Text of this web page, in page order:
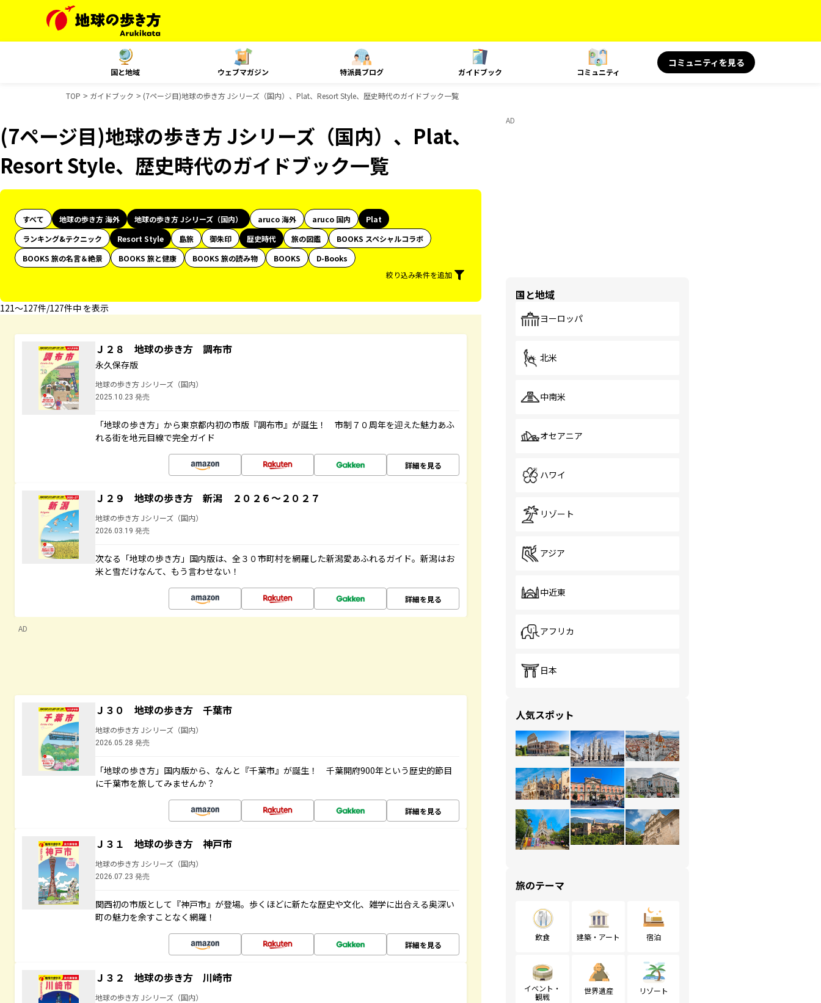
国と地域 ウェブマガジン 特派員ブログ ガイドブック コミュニティ
コミュニティを見る
TOP ガイドブック (7ページ目)地球の歩き方 Jシリーズ（国内）、Plat、Resort Style、歴史時代のガイドブック一覧
(7ページ目)地球の歩き方 Jシリーズ（国内）、Plat、
Resort Style、歴史時代のガイドブック一覧
すべて 地球の歩き方 海外 地球の歩き方 Jシリーズ（国内） aruco 海外 aruco 国内
Plat
ランキング&テクニック
Resort Style 島旅 御朱印 歴史時代 旅の図鑑
BOOKS スペシャルコラボ
BOOKS 旅の名言＆絶景
BOOKS 旅と健康 BOOKS 旅の読み物 BOOKS
D-Books
絞り込み条件を追加
121〜127件/127件中 を表示
Ｊ２８ 地球の歩き方 調布市
永久保存版
地球の歩き方 Jシリーズ（国内）
2025.10.23 発売
「地球の歩き方」から東京都内初の市版『調布市』が誕生！ 市制７０周年を迎えた魅力あふ
れる街を地元目線で完全ガイド
詳細を見る
Ｊ２９ 地球の歩き方 新潟 ２０２６～２０２７
地球の歩き方 Jシリーズ（国内）
2026.03.19 発売
次なる「地球の歩き方」国内版は、全３０市町村を網羅した新潟愛あふれるガイド。新潟はお
米と雪だけなんて、もう言わせない！
詳細を見る
AD
Ｊ３０ 地球の歩き方 千葉市
地球の歩き方 Jシリーズ（国内）
2026.05.28 発売
「地球の歩き方」国内版から、なんと『千葉市』が誕生！ 千葉開府900年という歴史的節目
に千葉市を旅してみませんか？
詳細を見る
Ｊ３１ 地球の歩き方 神戸市
地球の歩き方 Jシリーズ（国内）
2026.07.23 発売
関西初の市版として『神戸市』が登場。歩くほどに新たな歴史や文化、雑学に出合える奥深い
町の魅力を余すことなく網羅！
詳細を見る
Ｊ３２ 地球の歩き方 川崎市
地球の歩き方 Jシリーズ（国内）
AD
国と地域
ヨーロッパ
北米
中南米
オセアニア
ハワイ
リゾート
アジア
中近東
アフリカ
日本
人気スポット
旅のテーマ
飲食 建築・アート 宿泊
イベント・
観戦
世界遺産 リゾート